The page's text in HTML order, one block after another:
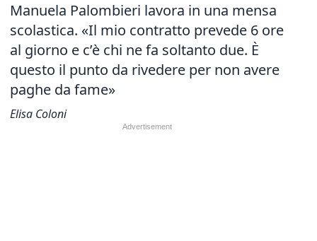
Manuela Palombieri lavora in una mensa
scolastica. «Il mio contratto prevede 6 ore
al giorno e c’è chi ne fa soltanto due. È
questo il punto da rivedere per non avere
paghe da fame»
Elisa Coloni